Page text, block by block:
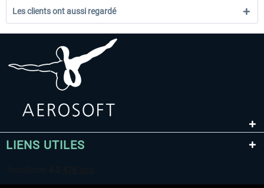
Les clients ont aussi regardé
LIENS UTILES